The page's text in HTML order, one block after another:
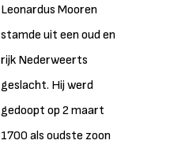
Leonardus Mooren
stamde uit een oud en
rijk Nederweerts
geslacht. Hij werd
gedoopt op 2 maart
1700 als oudste zoon